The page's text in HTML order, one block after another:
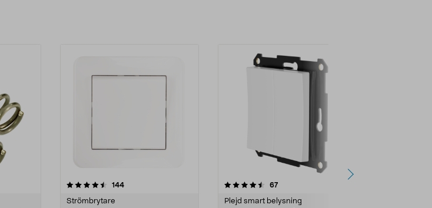
144recensioner
Strömbrytare
4.5 av 5 stjärnor 67recensioner
Plejd smart belysning
4.5 av 5 stjärnor